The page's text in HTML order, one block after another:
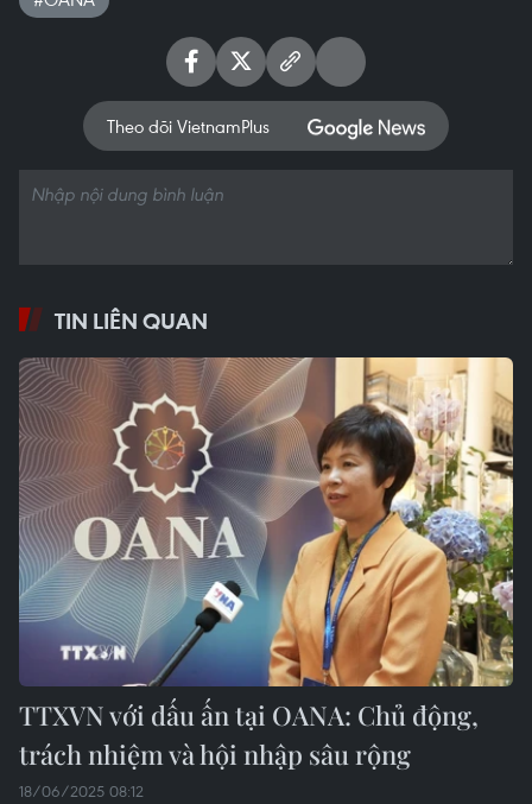
Theo dõi VietnamPlus
TIN LIÊN QUAN
TTXVN với dấu ấn tại OANA: Chủ động,
trách nhiệm và hội nhập sâu rộng
18/06/2025 08:12